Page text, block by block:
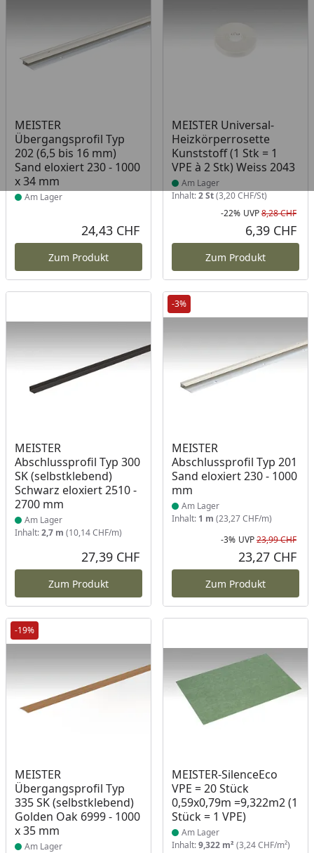
MEISTER
Übergangsprofil Typ
202 (6,5 bis 16 mm)
Sand eloxiert 230 - 1000
x 34 mm
Produkt am Lager
Am Lager
24,43 CHF
Zum Produkt
MEISTER Universal-
Heizkörperrosette
Kunststoff (1 Stk = 1
VPE à 2 Stk) Weiss 2043
Produkt am Lager
Am Lager
Inhalt:2 St(3,20 CHF/St)
-22% UVP8,28 CHF
6,39 CHF
Zum Produkt
MEISTER
Abschlussprofil Typ 300
SK (selbstklebend)
Schwarz eloxiert 2510 -
2700 mm
Produkt am Lager
Am Lager
Inhalt:2,7 m (10,14 CHF/m)
27,39 CHF
Zum Produkt
-3%
MEISTER
Abschlussprofil Typ 201
Sand eloxiert 230 - 1000
mm
Produkt am Lager
Am Lager
Inhalt: 1 m (23,27 CHF/m)
-3% UVP23,99 CHF
23,27 CHF
Zum Produkt
-19%
MEISTER
Übergangsprofil Typ
335 SK (selbstklebend)
Golden Oak 6999 - 1000
x 35 mm
Produkt am Lager
Am Lager
MEISTER-SilenceEco
VPE = 20 Stück
0,59x0,79m =9,322m2 (1
Stück = 1 VPE)
Produkt am Lager
Am Lager
Inhalt:9,322 m² (3,24 CHF/m²)